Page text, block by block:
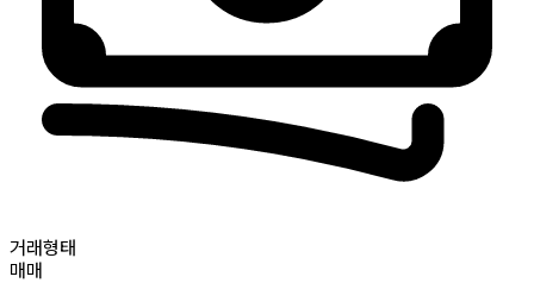
거래형태
매매